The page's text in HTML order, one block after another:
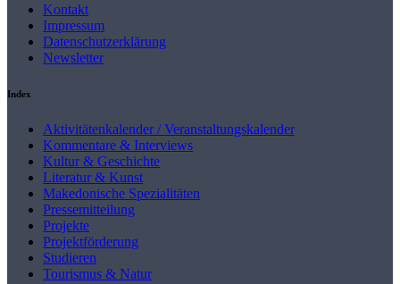
Kontakt
Impressum
Datenschutzerklärung
Newsletter
Index
Aktivitätenkalender / Veranstaltungskalender
Kommentare & Interviews
Kultur & Geschichte
Literatur & Kunst
Makedonische Spezialitäten
Pressemitteilung
Projekte
Projektförderung
Studieren
Tourismus & Natur